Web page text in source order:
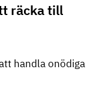
räcka till
handla onödiga